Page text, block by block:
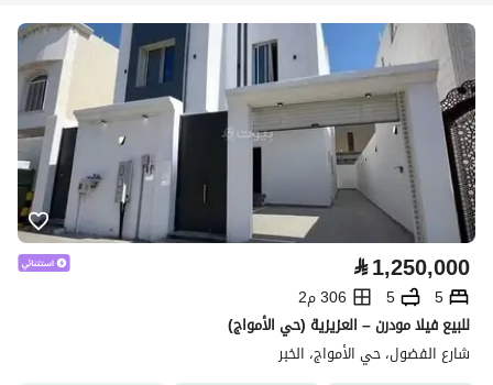
⃁1,250,000
5
5
306 م2
للبيع فيلا مودرن – العزيزية (حي الأمواج)
شارع الفضول، حي الأمواج، الخبر